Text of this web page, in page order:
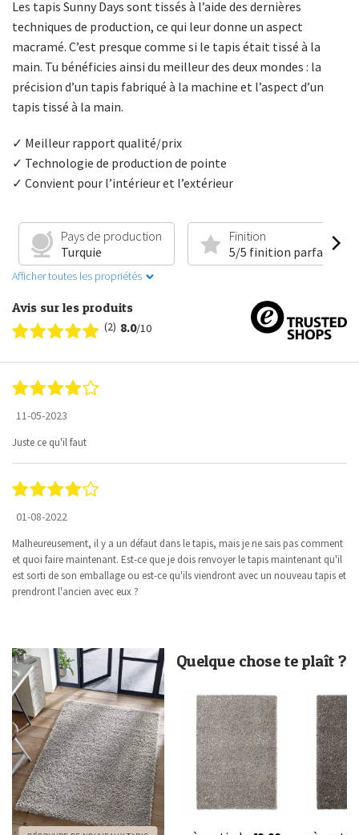
Les tapis Sunny Days sont tissés à l’aide des dernières
techniques de production, ce qui leur donne un aspect
macramé. C’est presque comme si le tapis était tissé à la
main. Tu bénéficies ainsi du meilleur des deux mondes : la
précision d’un tapis fabriqué à la machine et l’aspect d’un
tapis tissé à la main.
✓ Meilleur rapport qualité/prix
✓ Technologie de production de pointe
✓ Convient pour l’intérieur et l’extérieur
Pays de production
Turquie
Finition
5/5 finition parfaite
Afficher toutes les propriétés
Avis sur les produits
(2) 8.0/10
11-05-2023
Juste ce qu'il faut
01-08-2022
Malheureusement, il y a un défaut dans le tapis, mais je ne sais pas comment
et quoi faire maintenant. Est-ce que je dois renvoyer le tapis maintenant qu'il
est sorti de son emballage ou est-ce qu'ils viendront avec un nouveau tapis et
prendront l'ancien avec eux ?
Quelque chose te plaît ?